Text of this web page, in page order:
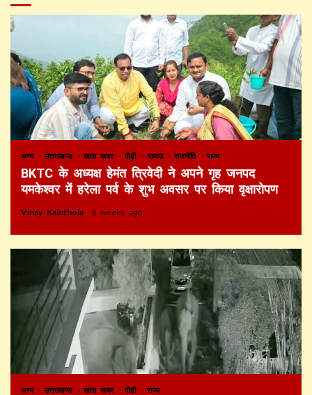
अन्य उत्तराखण्ड खास खबर पौड़ी भाजपा राजनीति राज्य
BKTC के अध्यक्ष हेमंत त्रिवेदी ने अपने गृह जनपद
यमकेश्वर में हरेला पर्व के शुभ अवसर पर किया वृक्षारोपण
Vinay Kainthola 3 weeks ago
अन्य उत्तराखण्ड खास खबर पौड़ी राज्य